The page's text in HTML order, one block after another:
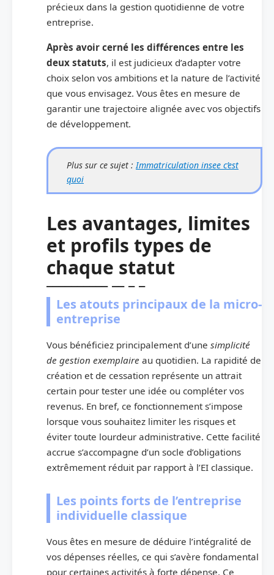
précieux dans la gestion quotidienne de votre
entreprise.
Après avoir cerné les différences entre les
deux statuts, il est judicieux d’adapter votre
choix selon vos ambitions et la nature de l’activité
que vous envisagez. Vous êtes en mesure de
garantir une trajectoire alignée avec vos objectifs
de développement.
Plus sur ce sujet :Immatriculation insee c’est
quoi
Les avantages, limites
et profils types de
chaque statut
Les atouts principaux de la micro-
entreprise
Vous bénéficiez principalement d’une simplicité
de gestion exemplaire au quotidien. La rapidité de
création et de cessation représente un attrait
certain pour tester une idée ou compléter vos
revenus. En bref, ce fonctionnement s’impose
lorsque vous souhaitez limiter les risques et
éviter toute lourdeur administrative. Cette facilité
accrue s’accompagne d’un socle d’obligations
extrêmement réduit par rapport à l’EI classique.
Les points forts de l’entreprise
individuelle classique
Vous êtes en mesure de déduire l’intégralité de
vos dépenses réelles, ce qui s’avère fondamental
pour certaines activités à forte dépense. Ce